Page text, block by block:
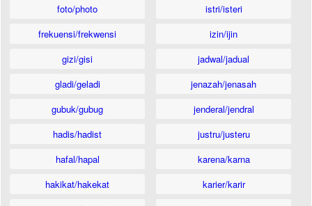
foto/photo
frekuensi/frekwensi
gizi/gisi
gladi/geladi
gubuk/gubug
hadis/hadist
hafal/hapal
hakikat/hakekat
istri/isteri
izin/ijin
jadwal/jadual
jenazah/jenasah
jenderal/jendral
justru/justeru
karena/karna
karier/karir